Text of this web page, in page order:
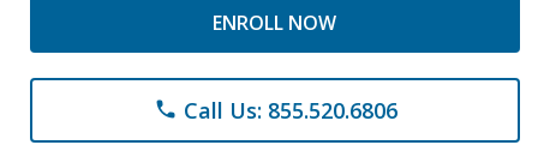
ENROLL NOW
phone Call Us: 855.520.6806